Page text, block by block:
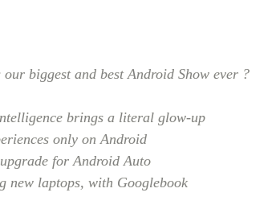
biggest and best Android Show ever ?
brings a literal glow-up
only on Android
for Android Auto
new laptops, with Googlebook